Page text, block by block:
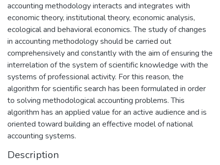
accounting methodology interacts and integrates with
economic theory, institutional theory, economic analysis,
ecological and behavioral economics. The study of changes
in accounting methodology should be carried out
comprehensively and constantly with the aim of ensuring the
interrelation of the system of scientific knowledge with the
systems of professional activity. For this reason, the
algorithm for scientific search has been formulated in order
to solving methodological accounting problems. This
algorithm has an applied value for an active audience and is
oriented toward building an effective model of national
accounting systems.
Description